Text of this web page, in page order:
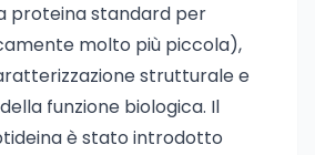
proteina standard per
molto più piccola),
strutturale e
funzione biologica. Il
è stato introdotto